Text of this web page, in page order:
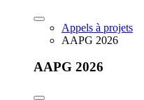
Appels à projets
AAPG 2026
AAPG 2026